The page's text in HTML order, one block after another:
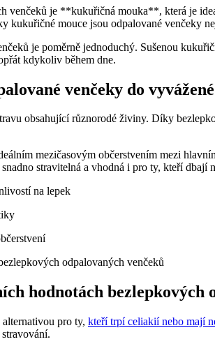
venčeků je **kukuřičná mouka**, která je
mouce jsou odpalované venčeky
je poměrně jednoduchý. Sušenou
kdykoliv během dne.
venčeky do
obsahující různorodé živiny. Díky
mezičasovým občerstvením mezi
stravitelná a vhodná i pro ty, kteří dbají
na lepek
hodnotách bezlepkových
pro ty, kteří trpí celiakií nebo mají